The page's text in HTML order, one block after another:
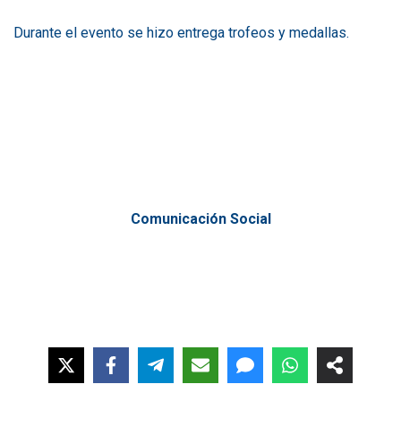
Durante el evento se hizo entrega trofeos y medallas.
Comunicación Social